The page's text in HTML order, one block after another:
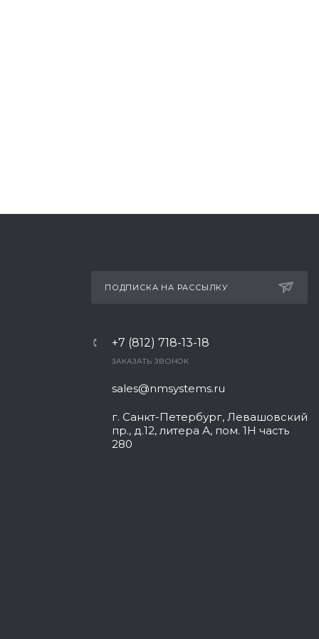
ПОДПИСКА НА РАССЫЛКУ
+7 (812) 718-13-18
ЗАКАЗАТЬ ЗВОНОК
sales@nmsystems.ru
г. Санкт-Петербург, Левашовский
пр., д.12, литера А, пом. 1Н часть
280